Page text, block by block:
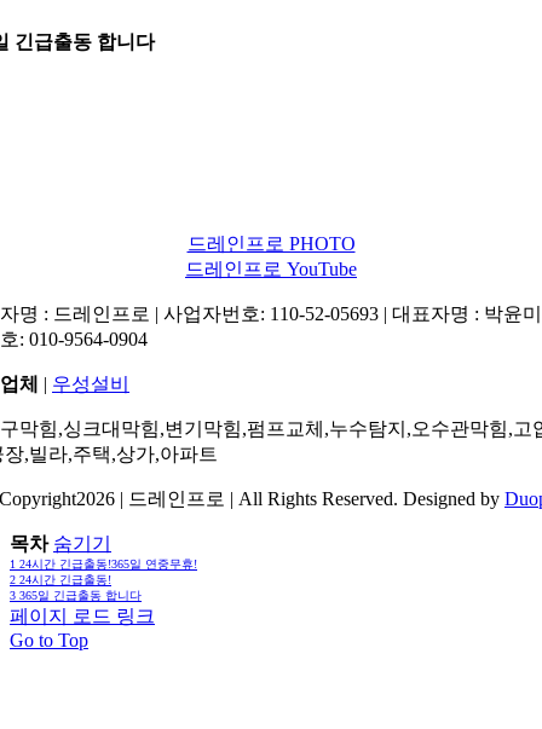
긴급출동 합니다
드레인프로 PHOTO
드레인프로 YouTube
명 : 드레인프로 | 사업자번호: 110-52-05693 | 대표자명 : 박윤
: 010-9564-0904
체 | 우성설비
막힘,싱크대막힘,변기막힘,펌프교체,누수탐지,오수관막힘,고
장,빌라,주택,상가,아파트
| 드레인프로 | All Rights Reserved. Designed by
목차 숨기기
1 24시간 긴급출동!365일 연중무휴!
2 24시간 긴급출동!
3 365일 긴급출동 합니다
페이지 로드 링크
Go to Top